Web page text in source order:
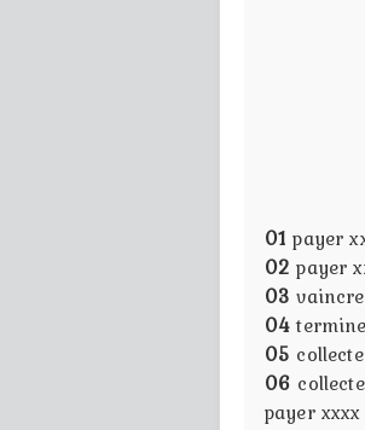
01payer
02payer
03
04
05
06
payer xxxx